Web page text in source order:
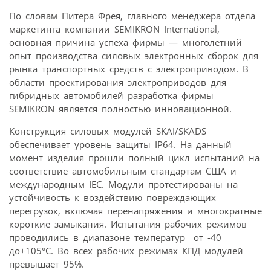
По словам Питера Фрея, главного менеджера отдела
маркетинга компании SEMIKRON International,
основная причина успеха фирмы — многолетний
опыт производства силовых электронных сборок для
рынка транспортных средств с электроприводом. В
области проектирования электроприводов для
гибридных автомобилей разработка фирмы
SEMIKRON является полностью инновационной.
Конструкция силовых модулей SKAI/SKADS
обеспечивает уровень защиты IP64. На данный
момент изделия прошли полный цикл испытаний на
соответствие автомобильным стандартам США и
международным IEC. Модули протестированы на
устойчивость к воздействию повреждающих
перегрузок, включая перенапряжения и многократные
короткие замыкания. Испытания рабочих режимов
проводились в диапазоне температур от -40
до+105°С. Во всех рабочих режимах КПД модулей
превышает 95%.